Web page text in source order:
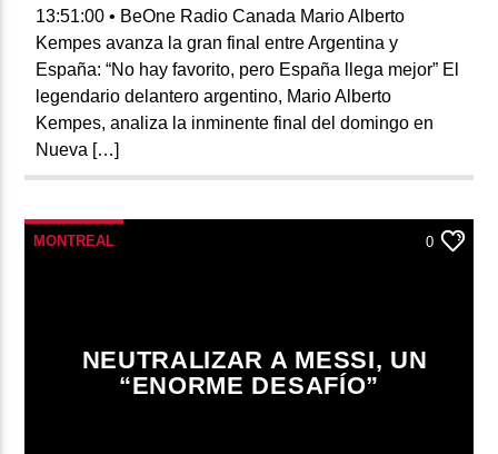
13:51:00 • BeOne Radio Canada Mario Alberto
Kempes avanza la gran final entre Argentina y
España: “No hay favorito, pero España llega mejor” El
legendario delantero argentino, Mario Alberto
Kempes, analiza la inminente final del domingo en
Nueva […]
MONTREAL 0
NEUTRALIZAR A MESSI, UN
“ENORME DESAFÍO”